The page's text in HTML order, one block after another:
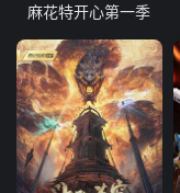
麻花特开心第一季